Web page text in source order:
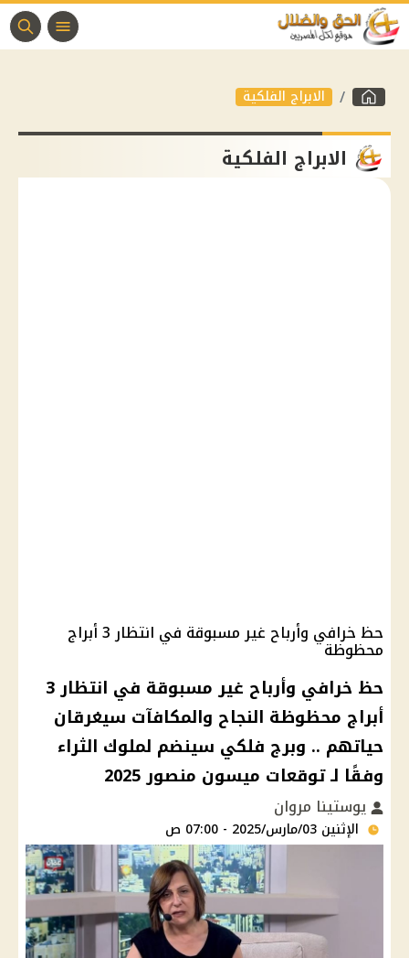
الابراج الفلكية
الابراج الفلكية
حظ خرافي وأرباح غير مسبوقة في انتظار 3 أبراج
محظوظة
حظ خرافي وأرباح غير مسبوقة في انتظار 3
أبراج محظوظة النجاح والمكافآت سيغرقان
حياتهم .. وبرج فلكي سينضم لملوك الثراء
وفقًا لـ توقعات ميسون منصور 2025
يوستينا مروان
الإثنين 03/مارس/2025 - 07:00 ص